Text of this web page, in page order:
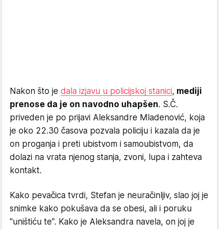
Nakon što je dala izjavu u policijskoj stanici, mediji
prenose da je on navodno uhapšen. S.Č.
priveden je po prijavi Aleksandre Mladenović, koja
je oko 22.30 časova pozvala policiju i kazala da je
on proganja i preti ubistvom i samoubistvom, da
dolazi na vrata njenog stanja, zvoni, lupa i zahteva
kontakt.
Kako pevačica tvrdi, Stefan je neuračinljiv, slao joj je
snimke kako pokušava da se obesi, ali i poruku
"uništiću te". Kako je Aleksandra navela, on joj je